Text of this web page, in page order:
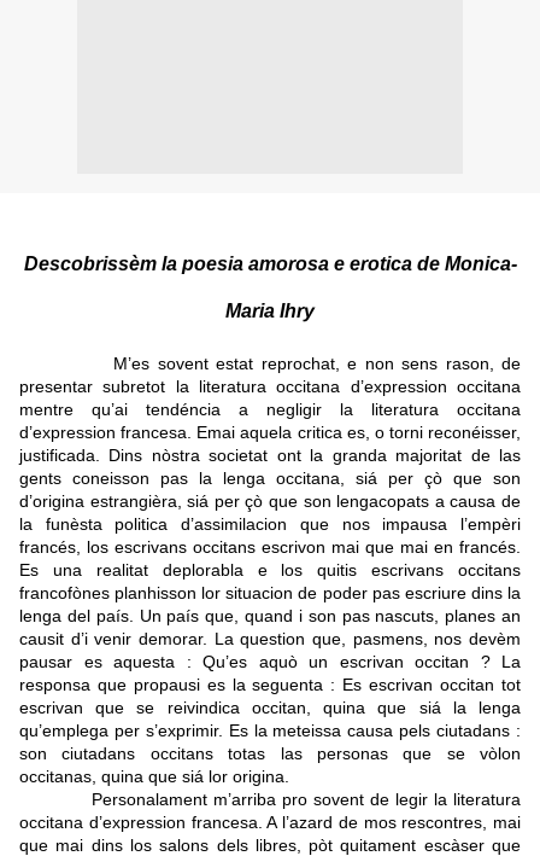
Descobrissèm la poesia amorosa e erotica de Monica-
Maria Ihry
M’es sovent estat reprochat, e non sens rason, de
presentar subretot la literatura occitana d’expression occitana
mentre qu’ai tendéncia a negligir la literatura occitana
d’expression francesa. Emai aquela critica es, o torni reconéisser,
justificada. Dins nòstra societat ont la granda majoritat de las
gents coneisson pas la lenga occitana, siá per çò que son
d’origina estrangièra, siá per çò que son lengacopats a causa de
la funèsta politica d’assimilacion que nos impausa l’empèri
francés, los escrivans occitans escrivon mai que mai en francés.
Es una realitat deplorabla e los quitis escrivans occitans
francofònes planhisson lor situacion de poder pas escriure dins la
lenga del país. Un país que, quand i son pas nascuts, planes an
causit d’i venir demorar. La question que, pasmens, nos devèm
pausar es aquesta : Qu’es aquò un escrivan occitan ? La
responsa que propausi es la seguenta : Es escrivan occitan tot
escrivan que se reivindica occitan, quina que siá la lenga
qu’emplega per s’exprimir. Es la meteissa causa pels ciutadans :
son ciutadans occitans totas las personas que se vòlon
occitanas, quina que siá lor origina.
Personalament m’arriba pro sovent de legir la literatura
occitana d’expression francesa. A l’azard de mos rescontres, mai
que mai dins los salons dels libres, pòt quitament escàser que